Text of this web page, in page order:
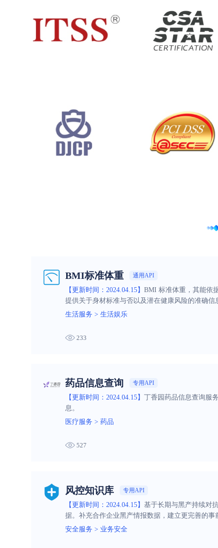
BMI标准体重 通用API
【更新时间：2024.04.15】 BMI 标准体重，其能依
提供关于身材标准与否以及潜在健康风险的准确
生活服务 > 生活娱乐
233
药品信息查询 专用API
【更新时间：2024.04.15】 丁香园药品信息查询服
息。
医疗服务 > 药品
527
风控知识库 专用API
【更新时间：2024.04.15】 基于长期与黑产持续对
据。补充合作企业黑产情报数据，建立更完善的
安全服务 > 业务安全